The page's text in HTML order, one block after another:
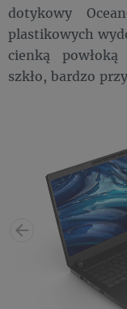
dotykowy
plastikowych
cienką
szkło, bardzo